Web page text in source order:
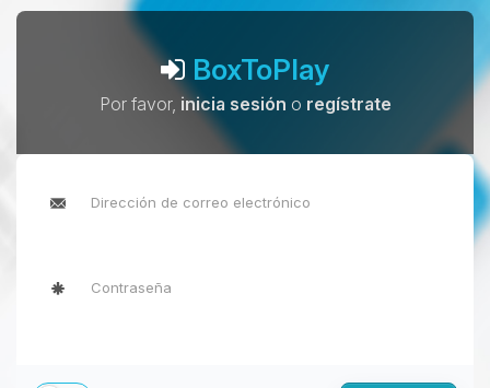
BoxToPlay
Por favor, inicia sesión o regístrate